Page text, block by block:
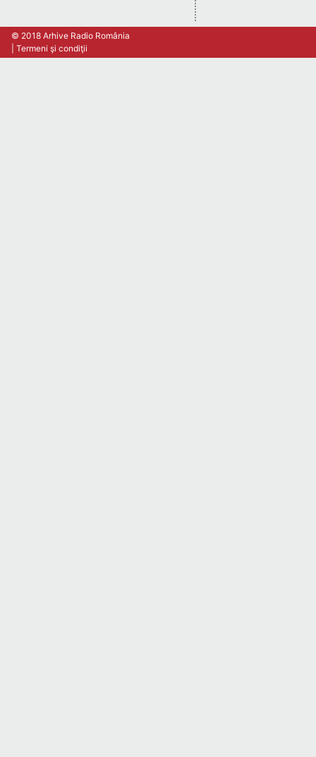
© 2018 Arhive Radio România
Termeni şi condiţii